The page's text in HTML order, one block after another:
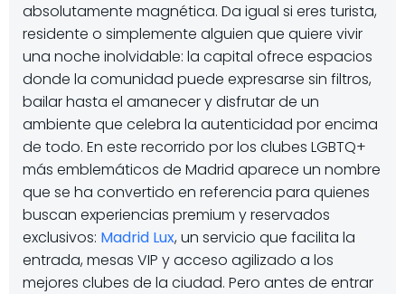
absolutamente magnética. Da igual si eres turista,
residente o simplemente alguien que quiere vivir
una noche inolvidable: la capital ofrece espacios
donde la comunidad puede expresarse sin filtros,
bailar hasta el amanecer y disfrutar de un
ambiente que celebra la autenticidad por encima
de todo. En este recorrido por los clubes LGBTQ+
más emblemáticos de Madrid aparece un nombre
que se ha convertido en referencia para quienes
buscan experiencias premium y reservados
exclusivos: Madrid Lux, un servicio que facilita la
entrada, mesas VIP y acceso agilizado a los
mejores clubes de la ciudad. Pero antes de entrar